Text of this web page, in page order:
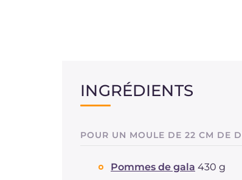
INGRÉDIENTS
POUR UN MOULE DE 22 CM DE
Pommes de gala 430 g